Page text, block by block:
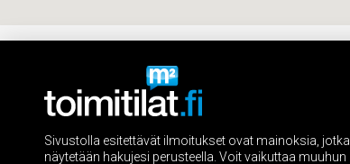
Sivustolla esitettävät ilmoitukset ovat mainoksia, jotka
näytetään hakujesi perusteella. Voit vaikuttaa muuhun